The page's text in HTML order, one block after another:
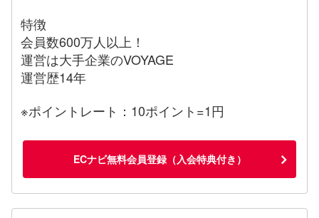
特徴
会員数600万人以上！
運営は大手企業のVOYAGE
運営歴14年
※ポイントレート：10ポイント=1円
ECナビ無料会員登録（入会特典付き）